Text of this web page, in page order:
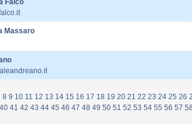
Falco
Massaro
8 9 10 11 12 13 14 15 16 17 18 19 20 21 22 23 24 25 26
40 41 42 43 44 45 46 47 48 49 50 51 52 53 54 55 56 57 58